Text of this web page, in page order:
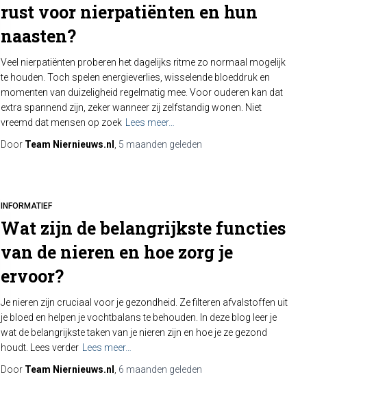
rust voor nierpatiënten en hun
naasten?
Veel nierpatiënten proberen het dagelijks ritme zo normaal mogelijk
te houden. Toch spelen energieverlies, wisselende bloeddruk en
momenten van duizeligheid regelmatig mee. Voor ouderen kan dat
extra spannend zijn, zeker wanneer zij zelfstandig wonen. Niet
vreemd dat mensen op zoek
Lees meer…
Door Team Niernieuws.nl 5 maanden geleden
INFORMATIEF
Wat zijn de belangrijkste functies
van de nieren en hoe zorg je
ervoor?
Je nieren zijn cruciaal voor je gezondheid. Ze filteren afvalstoffen uit
je bloed en helpen je vochtbalans te behouden. In deze blog leer je
wat de belangrijkste taken van je nieren zijn en hoe je ze gezond
houdt. Lees verder
Lees meer…
Door Team Niernieuws.nl 6 maanden geleden